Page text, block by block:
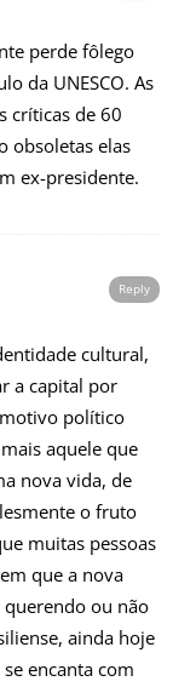
perde fôlego
da UNESCO. As
críticas de 60
obsoletas elas
ex-presidente.
Reply
cultural,
a capital por
político
aquele que
nova vida, de
o fruto
muitas pessoas
que a nova
ou não
ainda hoje
encanta com